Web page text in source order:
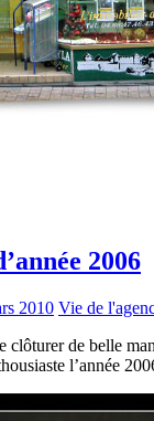
2006
2010 Vie de
clôturer de belle
l’année